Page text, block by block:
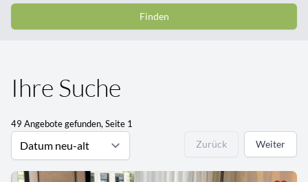
Finden
Ihre Suche
49 Angebote gefunden, Seite 1
Zurück Weiter